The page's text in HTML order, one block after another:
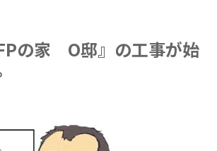
の家 O邸』の工事が始